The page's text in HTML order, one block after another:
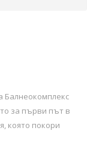
Балнеокомплекс
за първи път в
която покори